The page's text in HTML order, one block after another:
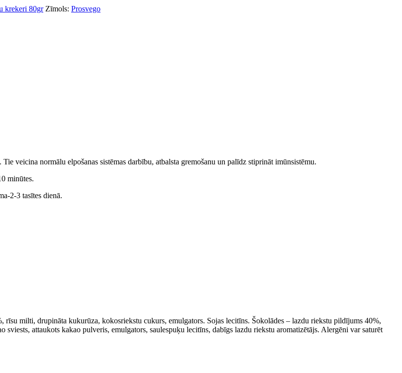
krekeri 80gr Zīmols: Prosvego
veicina normālu elpošanas sistēmas darbību, atbalsta gremošanu un palīdz stiprināt imūnsistēmu.
minūtes.
2-3 tasītes dienā.
rīsu milti, drupināta kukurūza, kokosriekstu cukurs, emulgators. Sojas lecitīns. Šokolādes – lazdu riekstu pildījums 40%,
attaukots kakao pulveris, emulgators, saulespuķu lecitīns, dabīgs lazdu riekstu aromatizētājs. Alergēni var saturēt